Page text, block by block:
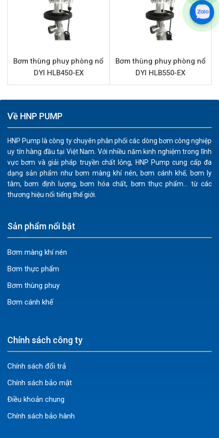
Công suất mạnh mẽ 1000W:
Đảm bảo hiệu suất ổn
định ngay cả khi xử lý chất lỏng có độ nhớt lên đến
500 CPS. Chuẩn IP20 bảo vệ an toàn cho động cơ.
phù hợp với hầu hết các loại thùng phuy tiêu chuẩn,
dễ dàng lắp đặt và sử dụng.
toàn lao động.
Ứng dụng sản phẩm bơm DYI HLB1000-
SUS
Nhờ vật liệu Inox 304 và khả năng xử lý đa dạng chất
lỏng, bơm DYI HLB1000-SUS được ứng dụng rộng rãi
trong nhiều ngành công nghiệp:
chất công nghiệp, dung môi nhẹ, giúp di chuyển an
toàn và tránh rò rỉ.
Axit nhẹ, Kiềm nhẹ:
mòn từ các dung dịch axit và kiềm có nồng độ thấp,
đảm bảo độ bền của bơm.
chuyển các nguyên liệu lỏng như nước trái cây, sữa,
Dược phẩm:
Dùng để chuyển giao các thành phần
lỏng trong quy trình sản xuất dược phẩm, nơi yêu cầu
cao về độ sạch và không nhiễm bẩn.
quy trình công nghiệp, đảm bảo nguồn nước không bị
ô nhiễm kim loại.
Dầu nhẹ, Rượu, Bia:
Bơm thùng phuy phòng nổ
DYI HLB450-EX
Bơm thùng phuy phòng nổ
DYI HLB550-EX
Về HNP PUMP
HNP Pump là công ty chuyên phân phối các dòng bơm công nghiệp
uy tín hàng đầu tại Việt Nam. Với nhiều năm kinh nghiệm trong lĩnh
vực bơm và giải pháp truyền chất lỏng, HNP Pump cung cấp đa
dạng sản phẩm như bơm màng khí nén, bơm cánh khế, bơm ly
tâm, bơm định lượng, bơm hóa chất, bơm thực phẩm... từ các
thương hiệu nổi tiếng thế giới.
Sản phẩm nổi bật
Bơm màng khí nén
Bơm thực phẩm
Bơm thùng phuy
Bơm cánh khế
Chính sách công ty
Chính sách đổi trả
Chính sách bảo mật
Điều khoản chung
Chính sách bảo hành